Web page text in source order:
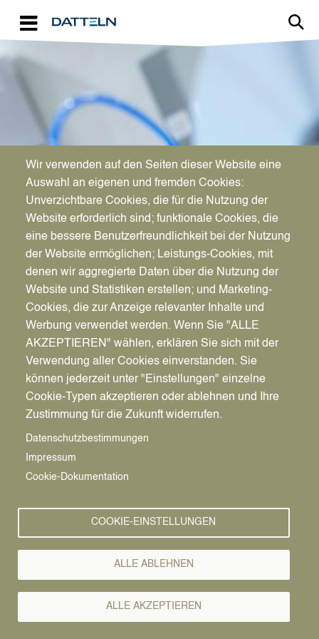
WIRTSCHAFTSFÖRDERUNG
Aktuelles für Unternehmen
Pfadnavigation
Wirtschaft | Bauen | Umwelt Wirtschaftsförderung News
Wirtschafts-
News
24.03.2023
Wer ein
Ladenlokal
anmietet, kann
Wir verwenden auf den Seiten dieser Website eine
Auswahl an eigenen und fremden Cookies:
Unverzichtbare Cookies, die für die Nutzung der
Website erforderlich sind; funktionale Cookies, die
eine bessere Benutzerfreundlichkeit bei der Nutzung
der Website ermöglichen; Leistungs-Cookies, mit
denen wir aggregierte Daten über die Nutzung der
Website und Statistiken erstellen; und Marketing-
Cookies, die zur Anzeige relevanter Inhalte und
Werbung verwendet werden. Wenn Sie "ALLE
AKZEPTIEREN" wählen, erklären Sie sich mit der
Verwendung aller Cookies einverstanden. Sie
können jederzeit unter "Einstellungen" einzelne
Cookie-Typen akzeptieren oder ablehnen und Ihre
Zustimmung für die Zukunft widerrufen.
Datenschutzbestimmungen
Impressum
Cookie-Dokumentation
COOKIE-EINSTELLUNGEN
ALLE ABLEHNEN
ALLE AKZEPTIEREN